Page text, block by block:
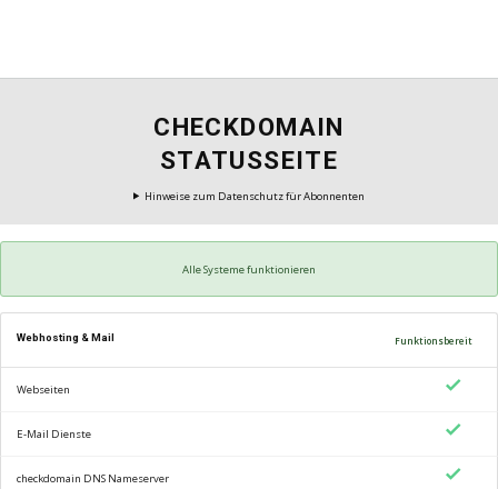
CHECKDOMAIN
STATUSSEITE
Hinweise zum Datenschutz für Abonnenten
Alle Systeme funktionieren
Webhosting & Mail Funktionsbereit
Webseiten
E-Mail Dienste
checkdomain DNS Nameserver